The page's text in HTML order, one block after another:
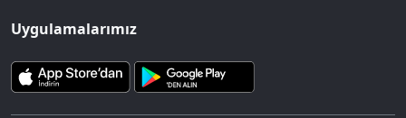
Uygulamalarımız